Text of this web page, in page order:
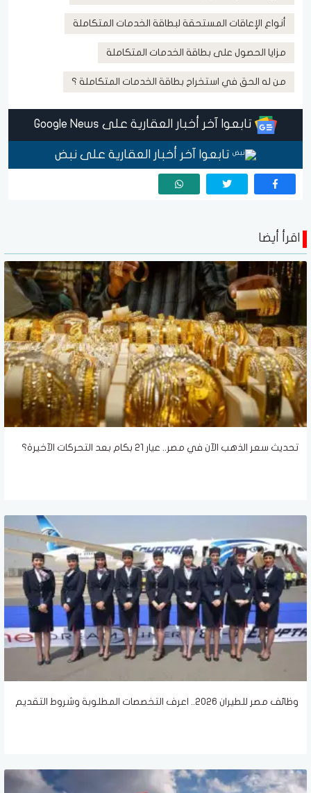
أنواع الإعاقات المستحقة لبطاقة الخدمات المتكاملة
مزايا الحصول على بطاقة الخدمات المتكاملة
من له الحق في استخراج بطاقة الخدمات المتكاملة ؟
تابعوا آخر أخبار العقارية على Google News
تابعوا آخر أخبار العقارية على نبض
اقرأ أيضا
تحديث سعر الذهب الآن في مصر.. عيار 21 بكام بعد التحركات الآخيرة؟
وظائف مصر للطيران 2026.. اعرف التخصصات المطلوبة وشروط التقديم